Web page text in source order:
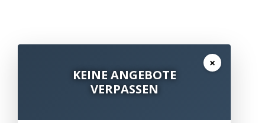
×
KEINE ANGEBOTE
VERPASSEN